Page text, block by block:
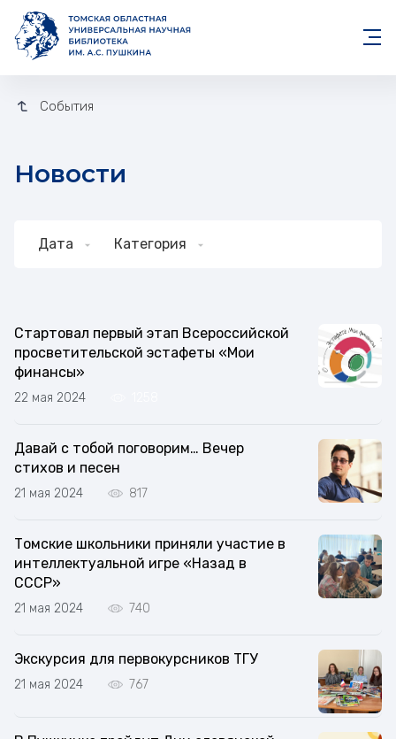
События
Новости
Дата Категория
Новости
Стартовал первый этап Всероссийской
просветительской эстафеты «Мои
финансы»
22 мая 2024
Давай с тобой поговорим… Вечер
стихов и песен
21 мая 2024 817
Томские школьники приняли участие в
интеллектуальной игре «Назад в
СССР»
21 мая 2024 740
Экскурсия для первокурсников ТГУ
21 мая 2024 767